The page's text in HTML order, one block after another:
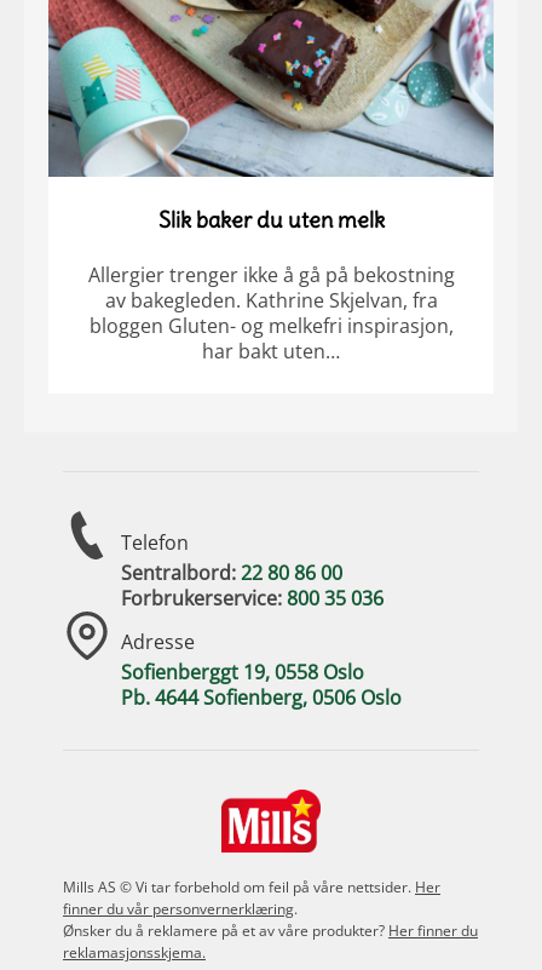
Slik baker du uten melk
Allergier trenger ikke å gå på bekostning
av bakegleden. Kathrine Skjelvan, fra
bloggen Gluten- og melkefri inspirasjon,
har bakt uten…
Telefon
Sentralbord:22 80 86 00
Forbrukerservice:800 35 036
Adresse
Sofienberggt 19, 0558 Oslo
Pb. 4644 Sofienberg, 0506 Oslo
Mills AS © Vi tar forbehold om feil på våre nettsider. Her
finner du vår personvernerklæring.
Ønsker du å reklamere på et av våre produkter? Her finner du
reklamasjonsskjema.